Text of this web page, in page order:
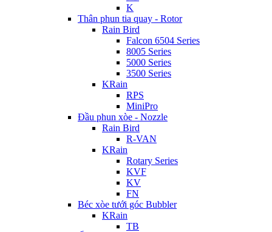
K
Thân phun tia quay - Rotor
Rain Bird
Falcon 6504 Series
8005 Series
5000 Series
3500 Series
KRain
RPS
MiniPro
Đầu phun xòe - Nozzle
Rain Bird
R-VAN
KRain
Rotary Series
KVF
KV
FN
Béc xòe tưới góc Bubbler
KRain
TB